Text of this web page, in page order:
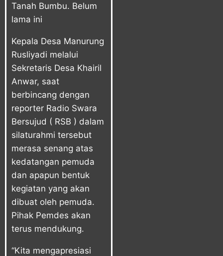
Tanah Bumbu. Belum
lama ini
Kepala Desa Manurung
Rusliyadi melalui
Sekretaris Desa Khairil
Anwar, saat
berbincang dengan
reporter Radio Swara
Bersujud ( RSB ) dalam
silaturahmi tersebut
merasa senang atas
kedatangan pemuda
dan apapun bentuk
kegiatan yang akan
dibuat oleh pemuda.
Pihak Pemdes akan
terus mendukung.
“Kita mengapresiasi